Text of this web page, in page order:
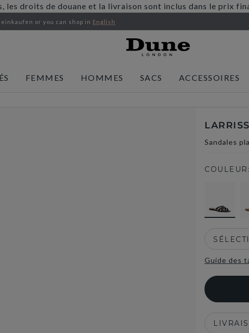
les droits de douane et la livraison sont inclus dans le prix
einkaufen or you can shop in English
FEMMES HOMMES SACS ACCESSOIRES
Sandales
COULEUR:
Guide des